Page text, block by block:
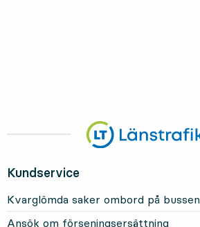
Kundservice
Kvarglömda saker ombord på bussen
Ansök om förseningsersättning